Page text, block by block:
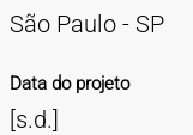
São Paulo - SP
Data do projeto
[s.d.]